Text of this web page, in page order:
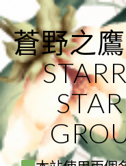
to
content
蒼野之